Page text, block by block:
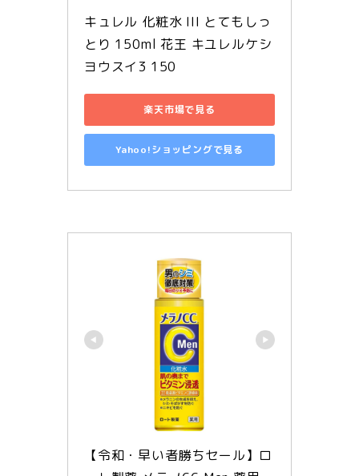
キュレル 化粧水 III とてもしっ
とり 150ml 花王 キユレルケシ
ヨウスイ3 150
楽天市場で見る
Yahoo!ショッピングで見る
【令和・早い者勝ちセール】ロ